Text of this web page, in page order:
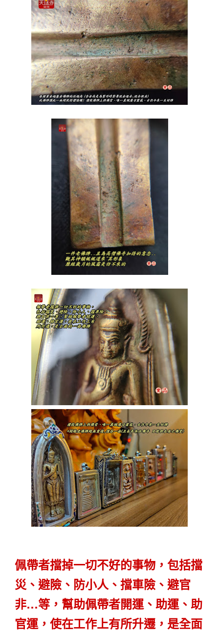
佩帶者擋掉一切不好的事物，包括擋
災、避險、防小人、擋車險、避官
非…等，幫助佩帶者開運、助運、助
官運，使在工作上有所升遷，是全面